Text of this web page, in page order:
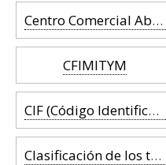
Centro Comercial Abierto (CCA)
CFIMITYM
CIF (Código Identificación Fiscal)
Clasificación de los tipos de pago